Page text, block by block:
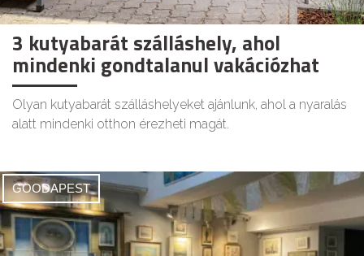
3 kutyabarát szálláshely, ahol
mindenki gondtalanul vakációzhat
Olyan kutyabarát szálláshelyeket ajánlunk, ahol a nyaralás
alatt mindenki otthon érezheti magát.
GOODAPEST